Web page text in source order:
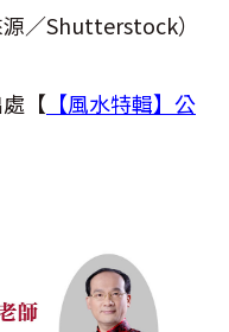
／Shutterstock）
【 【風水特輯】公